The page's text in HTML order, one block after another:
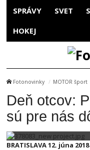
SPRÁVY SVET
HOKEJ
Fotonovinky MOTOR šport
Deň otcov:
sú pre nás
BRATISLAVA 12. júna